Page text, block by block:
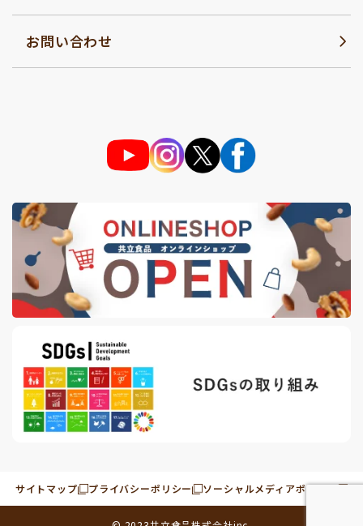
お問い合わせ
サイトマップ プライバシーポリシー ソーシャルメディアポリシー